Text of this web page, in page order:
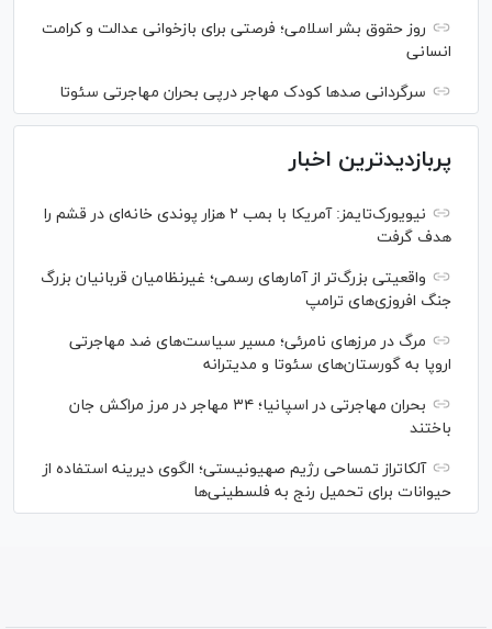
روز حقوق بشر اسلامی؛ فرصتی برای بازخوانی عدالت و کرامت
انسانی
سرگردانی صد‌ها کودک مهاجر درپی بحران مهاجرتی سئوتا
پربازدیدترین اخبار
نیویورک‌تایمز: آمریکا با بمب ۲ هزار پوندی خانه‌ای در قشم را
هدف گرفت
واقعیتی بزرگ‌تر از آمار‌های رسمی؛ غیرنظامیان قربانیان بزرگ
جنگ افروزی‌های ترامپ
مرگ در مرز‌های نامرئی؛ مسیر سیاست‌های ضد مهاجرتی
اروپا به گورستان‌های سئوتا و مدیترانه
بحران مهاجرتی در اسپانیا؛ ۳۴ مهاجر در مرز مراکش جان
باختند
آلکاتراز تمساحی رژیم صهیونیستی؛ الگوی دیرینه استفاده از
حیوانات برای تحمیل رنج به فلسطینی‌ها